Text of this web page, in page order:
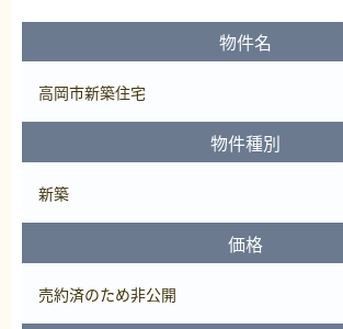
物件名
高岡市新築住宅
物件種別
新築
価格
売約済のため非公開